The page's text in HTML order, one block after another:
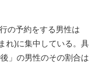
の予約をする男性は
れ)に集中している。具
」の男性のその割合は